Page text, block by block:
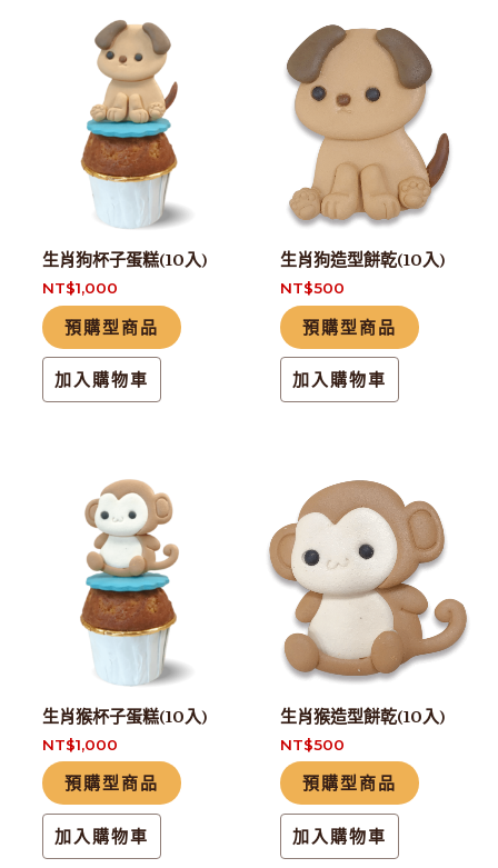
生肖狗杯子蛋糕(10入)
NT$1,000
預購型商品
加入購物車
生肖狗造型餅乾(10入)
NT$500
預購型商品
加入購物車
生肖猴杯子蛋糕(10入)
NT$1,000
預購型商品
加入購物車
生肖猴造型餅乾(10入)
NT$500
預購型商品
加入購物車